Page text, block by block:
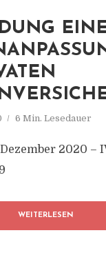
6 Min. Lesedauer
2020 –
WEITERLESEN